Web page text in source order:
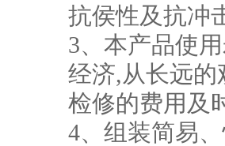
抗侯性及抗冲
3、本产品使
经济,从长远
检修的费用及
4、组装简易